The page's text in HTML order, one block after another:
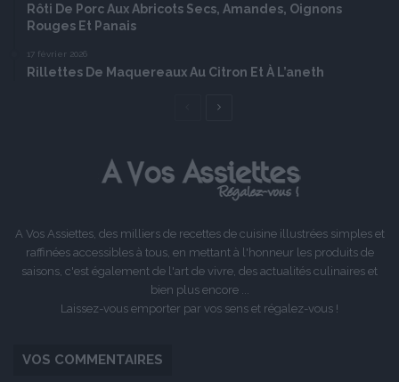
Rôti De Porc Aux Abricots Secs, Amandes, Oignons
Rouges Et Panais
17 février 2026
Rillettes De Maquereaux Au Citron Et À L’aneth
Page
A Vos Assiettes, des milliers de recettes de cuisine illustrées simples et
raffinées accessibles à tous, en mettant à l'honneur les produits de
saisons, c'est également de l'art de vivre, des actualités culinaires et
bien plus encore ...
Laissez-vous emporter par vos sens et régalez-vous !
VOS COMMENTAIRES